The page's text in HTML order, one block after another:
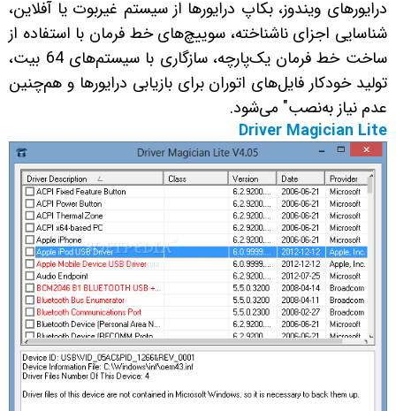
درایورهای ویندوز، بکاپ درایورها از سیستم غیربوت یا آفلاین،
شناسایی اجزای ناشناخته، سوییچ‌های خط فرمان با استفاده از
ساخت خط فرمان یک‌پارچه، سازگاری با سیستم‌های 64 بیت،
تولید خودکار فایل‌های اتوران برای بازیابی درایورها و هم‌چنین
عدم نیاز به‌نصب" می‌شود.
Driver Magician Lite